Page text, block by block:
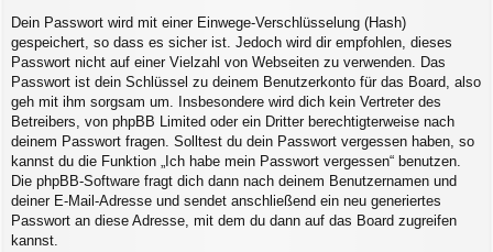
Dein Passwort wird mit einer Einwege-Verschlüsselung (Hash)
gespeichert, so dass es sicher ist. Jedoch wird dir empfohlen, dieses
Passwort nicht auf einer Vielzahl von Webseiten zu verwenden. Das
Passwort ist dein Schlüssel zu deinem Benutzerkonto für das Board, also
geh mit ihm sorgsam um. Insbesondere wird dich kein Vertreter des
Betreibers, von phpBB Limited oder ein Dritter berechtigterweise nach
deinem Passwort fragen. Solltest du dein Passwort vergessen haben, so
kannst du die Funktion „Ich habe mein Passwort vergessen“ benutzen.
Die phpBB-Software fragt dich dann nach deinem Benutzernamen und
deiner E-Mail-Adresse und sendet anschließend ein neu generiertes
Passwort an diese Adresse, mit dem du dann auf das Board zugreifen
kannst.